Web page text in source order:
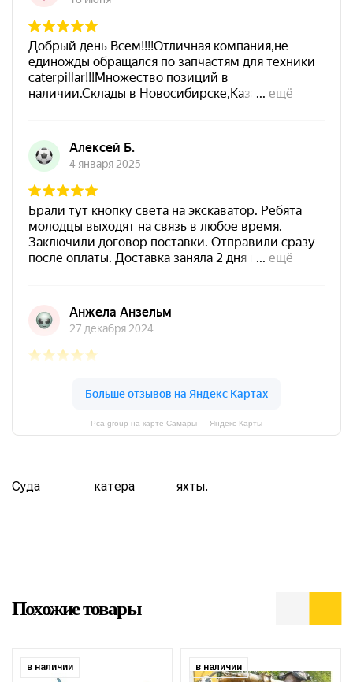
Pca group на карте Самары — Яндекс Карты
Суда катера яхты.
Похожие товары
в наличии в наличии